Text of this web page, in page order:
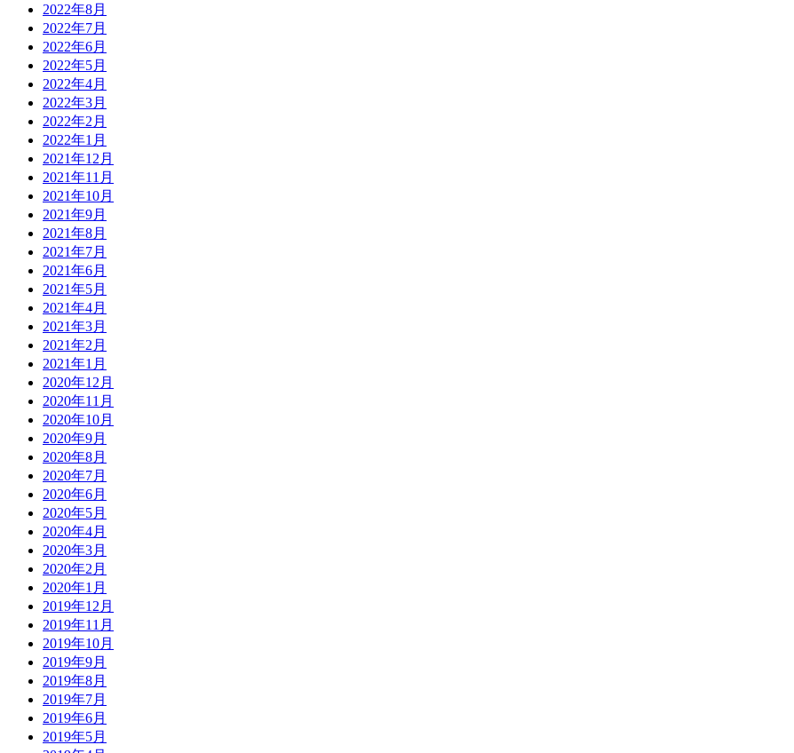
2022年8月
2022年7月
2022年6月
2022年5月
2022年4月
2022年3月
2022年2月
2022年1月
2021年12月
2021年11月
2021年10月
2021年9月
2021年8月
2021年7月
2021年6月
2021年5月
2021年4月
2021年3月
2021年2月
2021年1月
2020年12月
2020年11月
2020年10月
2020年9月
2020年8月
2020年7月
2020年6月
2020年5月
2020年4月
2020年3月
2020年2月
2020年1月
2019年12月
2019年11月
2019年10月
2019年9月
2019年8月
2019年7月
2019年6月
2019年5月